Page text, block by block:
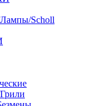
Scholl